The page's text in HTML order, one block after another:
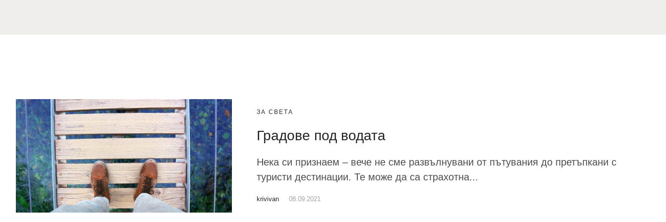
ЗА СВЕТА
Градове под водата
Нека си признаем – вече не сме развълнувани от пътувания до претъпкани с
туристи дестинации. Те може да са страхотна...
krivivan 08.09.2021